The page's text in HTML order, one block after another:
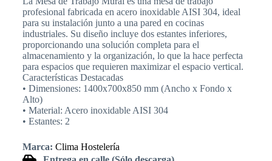
profesional fabricada en acero inoxidable AISI 304, ideal
para su instalación junto a una pared en cocinas
industriales. Su diseño incluye dos estantes inferiores,
proporcionando una solución completa para el
almacenamiento y la organización, lo que la hace perfecta
para espacios que requieren maximizar el espacio vertical.
Características Destacadas
• Dimensiones: 1400x700x850 mm (Ancho x Fondo x
Alto)
• Material: Acero inoxidable AISI 304
• Estantes: 2
Marca: Clima Hostelería